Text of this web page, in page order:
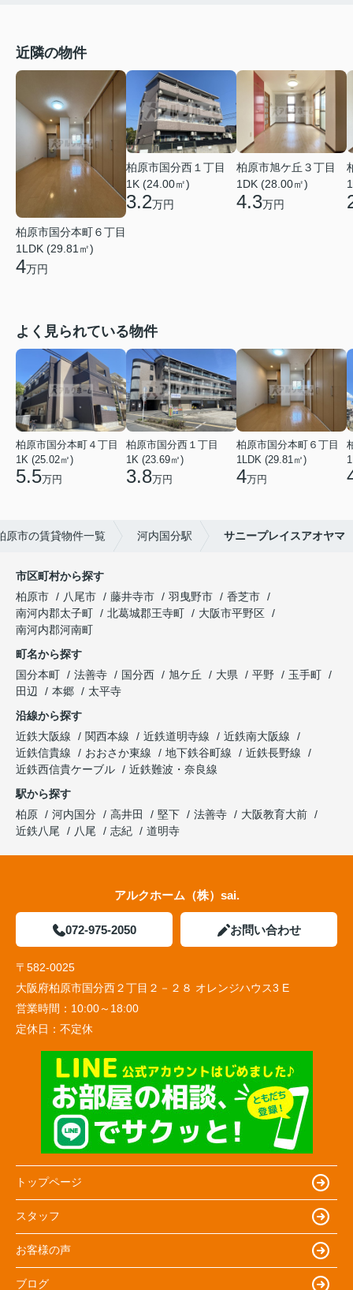
近隣の物件
柏原市国分本町６丁目
1LDK (29.81㎡)
4万円
柏原市国分西１丁目
1K (24.00㎡)
3.2万円
柏原市旭ケ丘３丁目
1DK (28.00㎡)
4.3万円
よく見られている物件
柏原市国分本町４丁目
1K (25.02㎡)
5.5万円
柏原市国分西１丁目
1K (23.69㎡)
3.8万円
柏原市国分本町６丁目
1LDK (29.81㎡)
4万円
原市の賃貸物件一覧 河内国分駅 サニープレイスアオヤマ
市区町村から探す
柏原市
八尾市 藤井寺市 羽曳野市
香芝市
南河内郡太子町
北葛城郡王寺町
大阪市平野区
南河内郡河南町
町名から探す
国分本町
法善寺 国分西 旭ケ丘 大県 平野
玉手町
田辺
本郷
太平寺
沿線から探す
近鉄大阪線
関西本線 近鉄道明寺線
近鉄南大阪線
近鉄信貴線
おおさか東線 地下鉄谷町線
近鉄長野線
近鉄西信貴ケーブル
近鉄難波・奈良線
駅から探す
柏原
河内国分 高井田 堅下 法善寺
大阪教育大前
近鉄八尾
八尾 志紀 道明寺
アルクホーム（株）sai.
072-975-2050 お問い合わせ
〒582-0025
大阪府柏原市国分西２丁目２－２８ オレンジハウス3 E
営業時間： 10:00～18:00
定休日： 不定休
トップページ
スタッフ
お客様の声
ブログ